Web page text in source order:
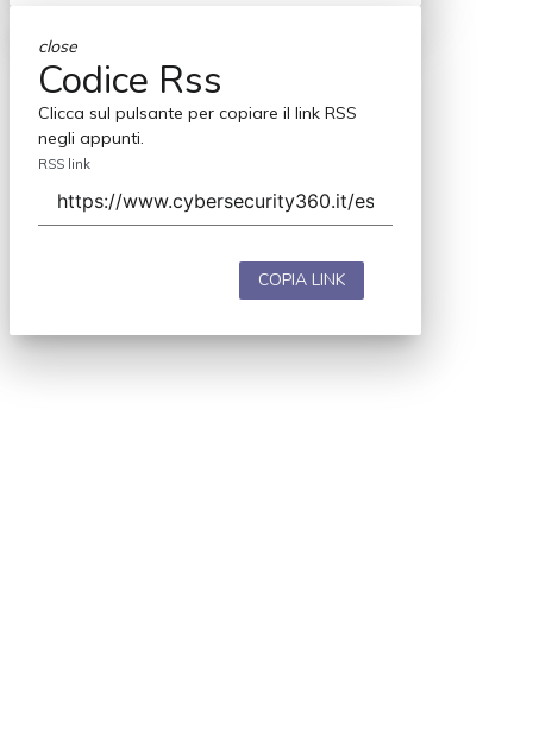
close
Codice Rss
Clicca sul pulsante per copiare il link RSS
negli appunti.
RSS link
COPIA LINK